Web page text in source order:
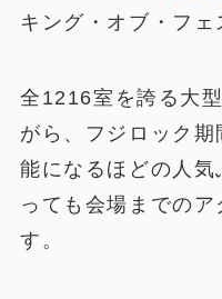
キング・オブ・フェ
全1216室を誇る大
がら、フジロック
能になるほどの人
っても会場までの
す。